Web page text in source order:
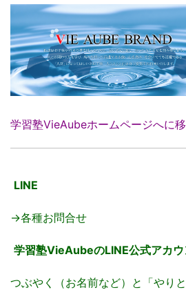
学習塾VieAubeホームページへに移
LINE
→各種お問合せ
学習塾VieAubeのLINE公式アカウ
つぶやく（お名前など）と「やりと